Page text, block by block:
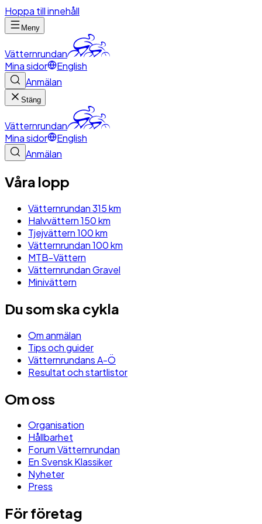
Hoppa till innehåll
Meny
Vätternrundan
Mina sidor
English
Anmälan
Stäng
Vätternrundan
Mina sidor
English
Anmälan
Våra lopp
Vätternrundan 315 km
Halvvättern 150 km
Tjejvättern 100 km
Vätternrundan 100 km
MTB-Vättern
Vätternrundan Gravel
Minivättern
Du som ska cykla
Om anmälan
Tips och guider
Vätternrundans A-Ö
Resultat och startlistor
Om oss
Organisation
Hållbarhet
Forum Vätternrundan
En Svensk Klassiker
Nyheter
Press
För företag